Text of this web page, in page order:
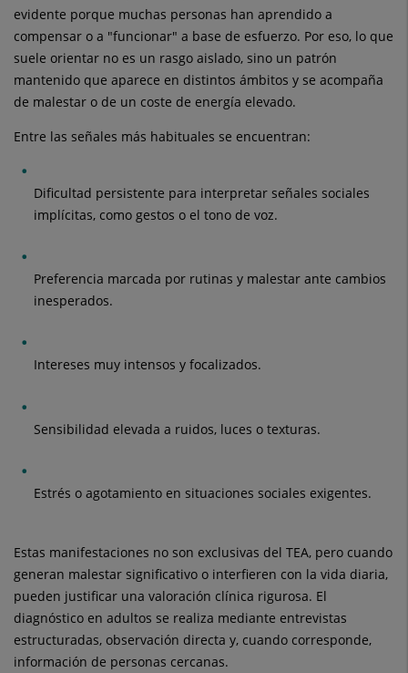
evidente porque muchas personas han aprendido a
compensar o a "funcionar" a base de esfuerzo. Por eso, lo que
suele orientar no es un rasgo aislado, sino un patrón
mantenido que aparece en distintos ámbitos y se acompaña
de malestar o de un coste de energía elevado.
Entre las señales más habituales se encuentran:
Dificultad persistente para interpretar señales sociales
implícitas, como gestos o el tono de voz.
Preferencia marcada por rutinas y malestar ante cambios
inesperados.
Intereses muy intensos y focalizados.
Sensibilidad elevada a ruidos, luces o texturas.
Estrés o agotamiento en situaciones sociales exigentes.
Estas manifestaciones no son exclusivas del TEA, pero cuando
generan malestar significativo o interfieren con la vida diaria,
pueden justificar una valoración clínica rigurosa. El
diagnóstico en adultos se realiza mediante entrevistas
estructuradas, observación directa y, cuando corresponde,
información de personas cercanas.